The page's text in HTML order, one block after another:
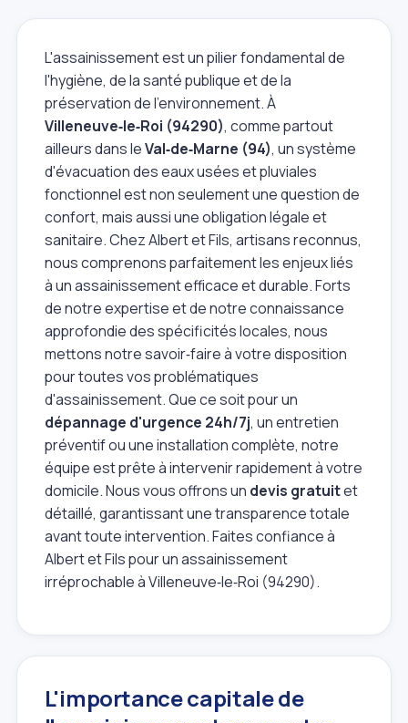
L'assainissement est un pilier fondamental de
l'hygiène, de la santé publique et de la
préservation de l'environnement. À
Villeneuve‑le‑Roi (94290), comme partout
ailleurs dans leVal‑de‑Marne (94), un système
d'évacuation des eaux usées et pluviales
fonctionnel est non seulement une question de
confort, mais aussi une obligation légale et
sanitaire. Chez Albert et Fils, artisans reconnus,
nous comprenons parfaitement les enjeux liés
à un assainissement efficace et durable. Forts
de notre expertise et de notre connaissance
approfondie des spécificités locales, nous
mettons notre savoir‑faire à votre disposition
pour toutes vos problématiques
d'assainissement. Que ce soit pour un
dépannage d'urgence 24h/7j, un entretien
préventif ou une installation complète, notre
équipe est prête à intervenir rapidement à votre
domicile. Nous vous offrons un devis gratuitet
détaillé, garantissant une transparence totale
avant toute intervention. Faites confiance à
Albert et Fils pour un assainissement
irréprochable à Villeneuve‑le‑Roi (94290).
L'importance capitale de